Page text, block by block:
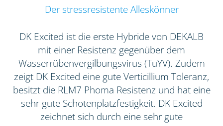
Der stressresistente Alleskönner
DK Excited ist die erste Hybride von DEKALB
mit einer Resistenz gegenüber dem
Wasserrübenvergilbungsvirus (TuYV). Zudem
zeigt DK Excited eine gute Verticillium Toleranz,
besitzt die RLM7 Phoma Resistenz und hat eine
sehr gute Schotenplatzfestigkeit. DK Excited
zeichnet sich durch eine sehr gute